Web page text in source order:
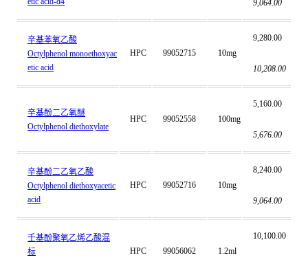
9,064.00
辛基苯氧乙酸
Octylphenol monoethoxyac
etic acid
HPC 99052715 10mg
9,280.00
10,208.00
辛基酚二乙氧醚
Octylphenol diethoxylate
HPC 99052558 100mg
5,160.00
5,676.00
辛基酚二乙氧乙酸
Octylphenol diethoxyacetic
acid
HPC 99052716 10mg
8,240.00
9,064.00
壬基酚聚氧乙烯乙酸混
标
HPC 99056062 1.2ml
10,100.00